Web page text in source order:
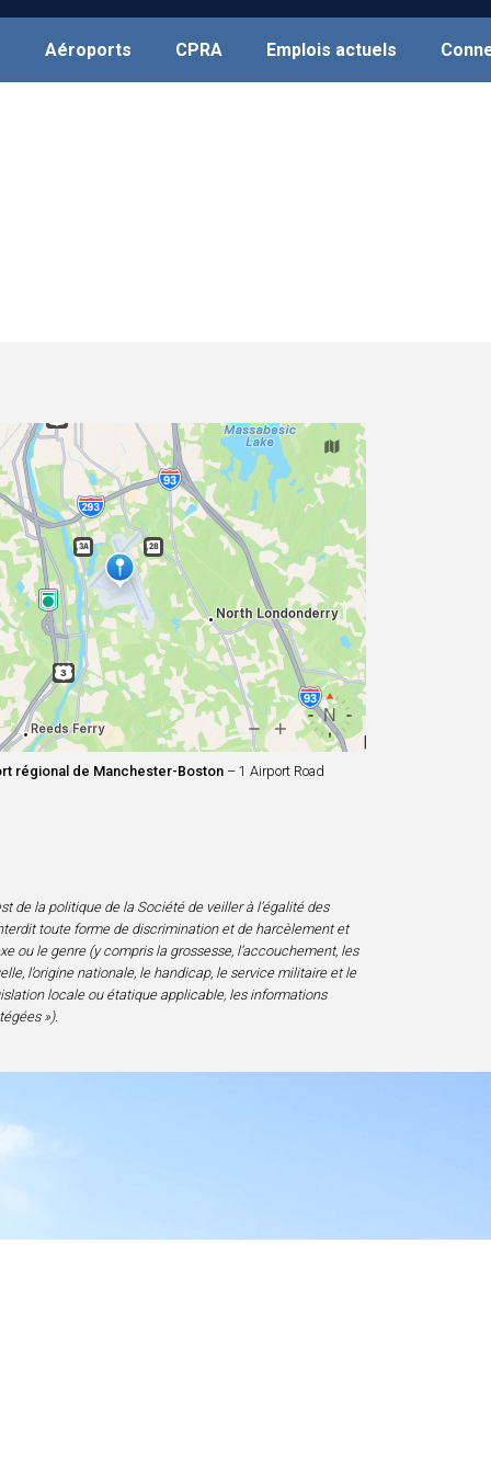
Aéroports CPRA Emplois actuels
régional de Manchester-Boston – 1 Airport Road
de la politique de la Société de veiller à l’égalité des
toute forme de discrimination et de harcèlement et
ou le genre (y compris la grossesse, l’accouchement, les
l’origine nationale, le handicap, le service militaire et le
locale ou étatique applicable, les informations
»).